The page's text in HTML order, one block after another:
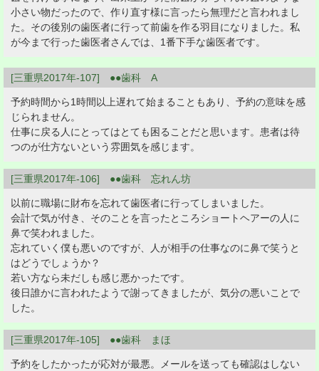
小さい物だったので、作り直す様に言ったら無理だと言われまし
た。その後別の歯医者に行って前歯を作る羽目になりました。私
が今まで行った歯医者さんでは、1番下手な歯医者です。
[三重県2017年-107] ●●歯科 A
予約時間から1時間以上遅れて始まることもあり、予約の意味を感
じられません。
仕事に戻る人にとってはとても困ることだと思います。患者は待
つのが仕方ないという雰囲気を感じます。
[三重県2017年-106] ●●歯科 忘れん坊
以前に職場に財布を忘れて歯医者に行ってしまいました。
会計で気が付き、そのことを言ったところショートヘアーの人に
鼻で笑われました。
忘れていく僕も悪いのですが、人が相手の仕事なのに鼻で笑うと
はどうでしょうか？
若い方なら未だしも感じ悪かったです。
後日誰かに言われたようで謝ってきましたが、気分の悪いことで
した。
[三重県2017年-105] ●●歯科 まほ
予約をしたかったが応対が最悪。メールを送っても確認はしない